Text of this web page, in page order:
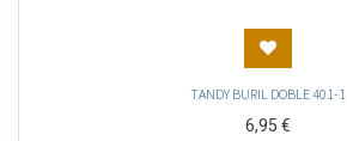
TANDY BURIL DOBLE 401-1
6,95€